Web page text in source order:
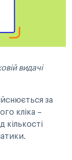
видачі
за
кліка –
кількості